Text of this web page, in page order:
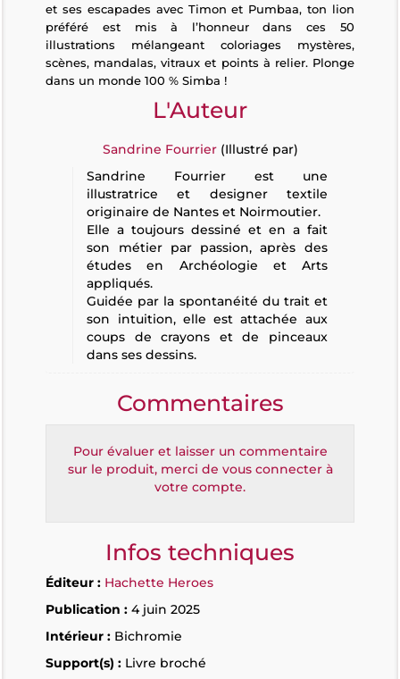
et ses escapades avec Timon et Pumbaa, ton lion
préféré est mis à l’honneur dans ces 50
illustrations mélangeant coloriages mystères,
scènes, mandalas, vitraux et points à relier. Plonge
dans un monde 100 % Simba !
L'Auteur
Sandrine Fourrier(Illustré par)
Sandrine Fourrier est une
illustratrice et designer textile
originaire de Nantes et Noirmoutier.
Elle a toujours dessiné et en a fait
son métier par passion, après des
études en Archéologie et Arts
appliqués.
Guidée par la spontanéité du trait et
son intuition, elle est attachée aux
coups de crayons et de pinceaux
dans ses dessins.
Commentaires
Pour évaluer et laisser un commentaire
sur le produit, merci de vous connecter à
votre compte.
Infos techniques
Éditeur : Hachette Heroes
Publication : 4 juin 2025
Intérieur : Bichromie
Support(s) : Livre broché